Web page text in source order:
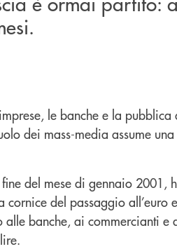
le banche e la
dei mass-media assume
del mese di gennaio 2001,
cornice del passaggio all’euro
alle banche, ai commercianti